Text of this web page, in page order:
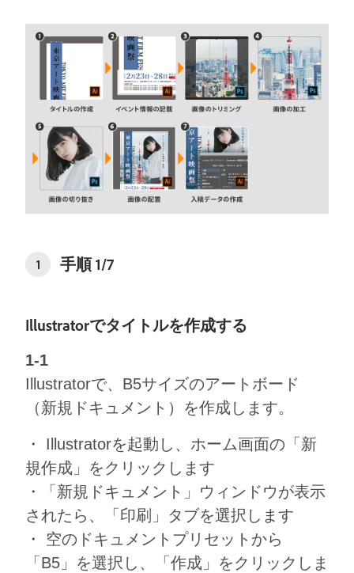
1 ⼿順 1/7
Illustratorでタイトルを作成する
1-1
Illustratorで、B5サイズのアートボード
（新規ドキュメント）を作成します。
・ Illustratorを起動し、ホーム画面の「新
規作成」をクリックします
・「新規ドキュメント」ウィンドウが表示
されたら、「印刷」タブを選択します
・ 空のドキュメントプリセットから
「B5」を選択し、「作成」をクリックしま